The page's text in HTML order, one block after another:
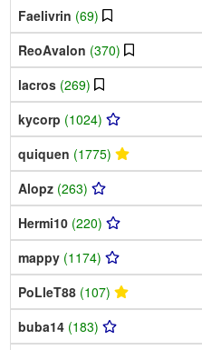
Faelivrin (69)
ReoAvalon (370)
lacros (269)
kycorp (1024)
quiquen (1775)
Alopz (263)
Hermi10 (220)
mappy (1174)
PoLleT88 (107)
buba14 (183)